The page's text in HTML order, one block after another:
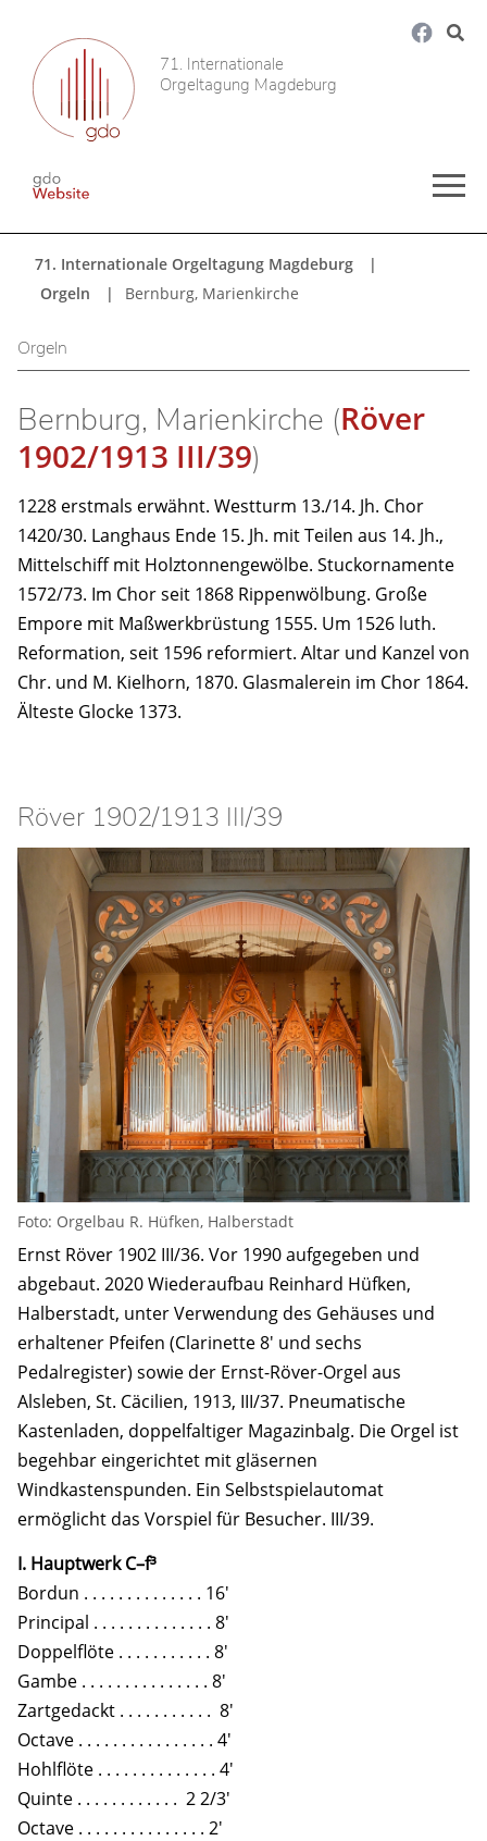
71. Internationale
Orgeltagung Magdeburg
71. Internationale Orgeltagung Magdeburg
Orgeln
Bernburg, Marienkirche
Orgeln
Bernburg, Marienkirche (Röver
1902/1913 III/39)
1228 erstmals erwähnt. Westturm 13./14. Jh. Chor
1420/30. Langhaus Ende 15. Jh. mit Teilen aus 14. Jh.,
Mittelschiff mit Holztonnengewölbe. Stuckornamente
1572/73. Im Chor seit 1868 Rippenwölbung. Große
Empore mit Maßwerkbrüstung 1555. Um 1526 luth.
Reformation, seit 1596 reformiert. Altar und Kanzel von
Chr. und M. Kielhorn, 1870. Glasmalerein im Chor 1864.
Älteste Glocke 1373.
Röver 1902/1913 III/39
Foto: Orgelbau R. Hüfken, Halberstadt
Ernst Röver 1902 III/36. Vor 1990 aufgegeben und
abgebaut. 2020 Wiederaufbau Reinhard Hüfken,
Halberstadt, unter Verwendung des Gehäuses und
erhaltener Pfeifen (Clarinette 8′ und sechs
Pedalregister) sowie der Ernst-Röver-Orgel aus
Alsleben, St. Cäcilien, 1913, III/37. Pneumatische
Kastenladen, doppelfaltiger Magazinbalg. Die Orgel ist
begehbar eingerichtet mit gläsernen
Windkastenspunden. Ein Selbstspielautomat
ermöglicht das Vorspiel für Besucher. III/39.
I. Hauptwerk C–f³
Bordun . . . . . . . . . . . . . . 16′
Principal . . . . . . . . . . . . . . 8′
Doppelflöte . . . . . . . . . . . 8′
Gambe . . . . . . . . . . . . . . . 8′
Zartgedackt . . . . . . . . . . . 8′
Octave . . . . . . . . . . . . . . . . 4′
Hohlflöte . . . . . . . . . . . . . . 4′
Quinte . . . . . . . . . . . . 2 2/3′
Octave . . . . . . . . . . . . . . . 2′